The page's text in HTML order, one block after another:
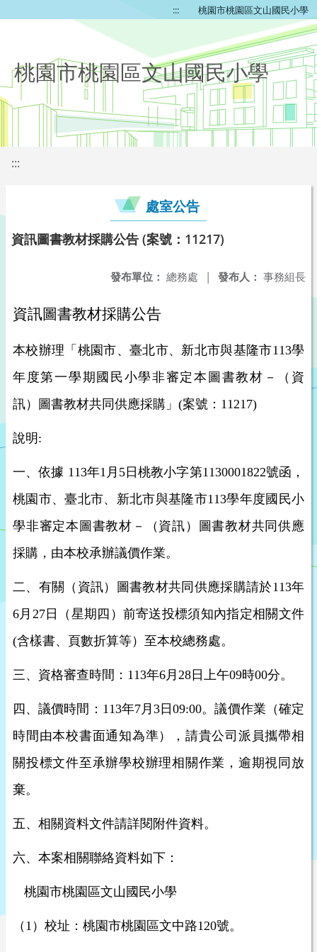
::: 桃園市桃園區文山國民小學
桃園市桃園區文山國民小學
:::
處室公告
資訊圖書教材採購公告 (案號：11217)
發布人： 事務組長
發布單位： 總務處 |
資訊圖書教材採購公告
本校辦理「桃園市、臺北市、新北市與基隆市113學
年度第一學期國民小學非審定本圖書教材－（資
訊）圖書教材共同供應採購」(案號：11217)
說明:
一、依據 113年1月5日桃教小字第1130001822號函，
桃園市、臺北市、新北市與基隆市113學年度國民小
學非審定本圖書教材－（資訊）圖書教材共同供應
採購，由本校承辦議價作業。
二、有關（資訊）圖書教材共同供應採購請於113年
6月27日（星期四）前寄送投標須知內指定相關文件
(含樣書、頁數折算等）至本校總務處。
三、資格審查時間：113年6月28日上午09時00分。
四、議價時間：113年7月3日09:00。議價作業（確定
時間由本校書面通知為準），請貴公司派員攜帶相
關投標文件至承辦學校辦理相關作業，逾期視同放
棄。
五、相關資料文件請詳閱附件資料。
六、本案相關聯絡資料如下：
桃園市桃園區文山國民小學
（1）校址：桃園市桃園區文中路120號。